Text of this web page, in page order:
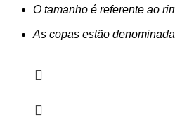
O tamanho é referente ao
As copas estão